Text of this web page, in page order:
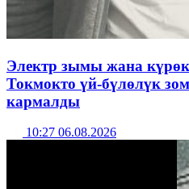
Электр зымы жана
Токмокто үй-бүлөлүк
кармалды
10:27 06.08.2026